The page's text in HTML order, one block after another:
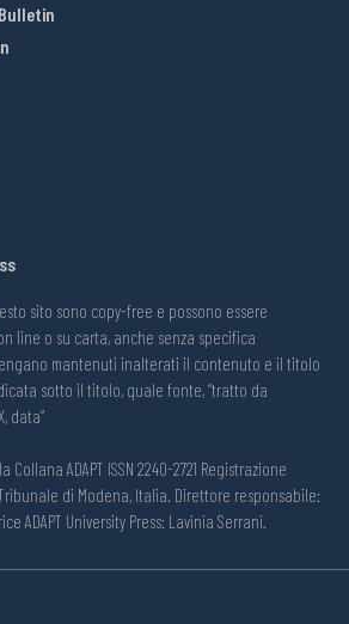
sito sono copy-free e possono essere
line o su carta, anche senza specifica
mantenuti inalterati il contenuto e il titolo
sotto il titolo, quale fonte, “tratto da
data“
ADAPT ISSN 2240-2721 Registrazione
Tribunale di Modena, Italia. Direttore responsabile:
ADAPT University Press: Lavinia Serrani.